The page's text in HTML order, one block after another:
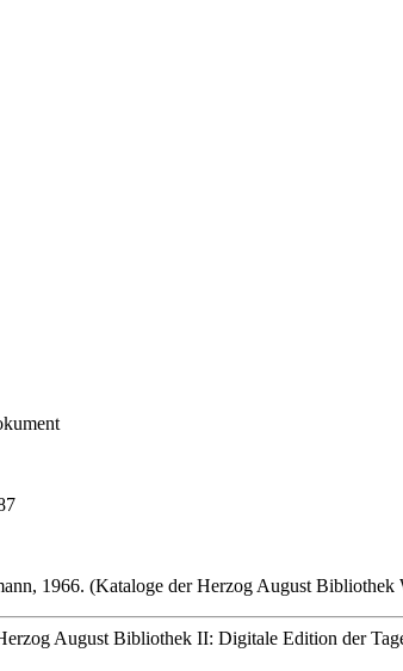
1966. (Kataloge der Herzog August Bibliothek
August Bibliothek II: Digitale Edition der